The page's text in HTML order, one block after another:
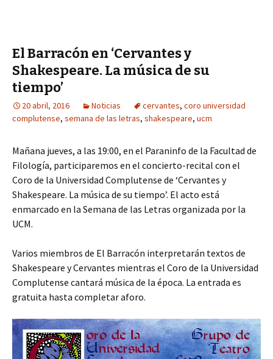
El Barracón en ‘Cervantes y
Shakespeare. La música de su
tiempo’
20 abril, 2016 Noticias cervantes, coro universidad
complutense, semana de las letras, shakespeare, ucm
Mañana jueves, a las 19:00, en el Paraninfo de la Facultad de
Filología, participaremos en el concierto-recital con el
Coro de la Universidad Complutense de ‘Cervantes y
Shakespeare. La música de su tiempo’. El acto está
enmarcado en la Semana de las Letras organizada por la
UCM.
Varios miembros de El Barracón interpretarán textos de
Shakespeare y Cervantes mientras el Coro de la Universidad
Complutense cantará música de la época. La entrada es
gratuita hasta completar aforo.